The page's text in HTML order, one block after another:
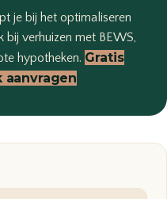
je bij het optimaliseren
bij verhuizen met BEWS,
hypotheken. Gratis
aanvragen